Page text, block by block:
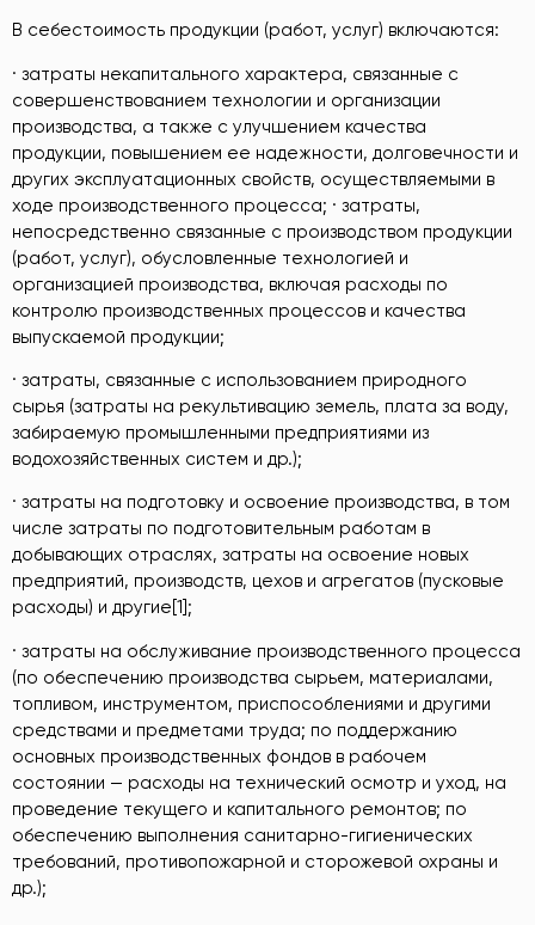
В себестоимость продукции (работ, услуг) включаются:
· затраты некапитального характера, связанные с
совершенствованием технологии и организации
производства, а также с улучшением качества
продукции, повышением ее надежности, долговечности и
других эксплуатационных свойств, осуществляемыми в
ходе производственного процесса; · затраты,
непосредственно связанные с производством продукции
(работ, услуг), обусловленные технологией и
организацией производства, включая расходы по
контролю производственных процессов и качества
выпускаемой продукции;
· затраты, связанные с использованием природного
сырья (затраты на рекультивацию земель, плата за воду,
забираемую промышленными предприятиями из
водохозяйственных систем и др.);
· затраты на подготовку и освоение производства, в том
числе затраты по подготовительным работам в
добывающих отраслях, затраты на освоение новых
предприятий, производств, цехов и агрегатов (пусковые
расходы) и другие[1];
· затраты на обслуживание производственного процесса
(по обеспечению производства сырьем, материалами,
топливом, инструментом, приспособлениями и другими
средствами и предметами труда; по поддержанию
основных производственных фондов в рабочем
состоянии — расходы на технический осмотр и уход, на
проведение текущего и капитального ремонтов; по
обеспечению выполнения санитарно-гигиенических
требований, противопожарной и сторожевой охраны и
др.);